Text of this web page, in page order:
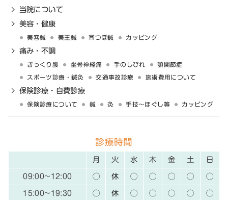
当院について
美容・健康
美容鍼 美王鍼 耳つぼ鍼 カッピング
痛み・不調
ぎっくり腰 坐骨神経痛 手のしびれ 顎関節症
スポーツ診療・鍼灸 交通事故診療 施術費用について
保険診療・自費診療
保険診療について 鍼 灸 手技〜ほぐし等 カッピング
診療時間
月 火 水 木 金 土 日
09:00~12:00 ◯ 休 ◯ ◯ ◯ ◯ ◯
15:00~19:30 ◯ 休 ◯ ◯ ◯ ◯ ◯